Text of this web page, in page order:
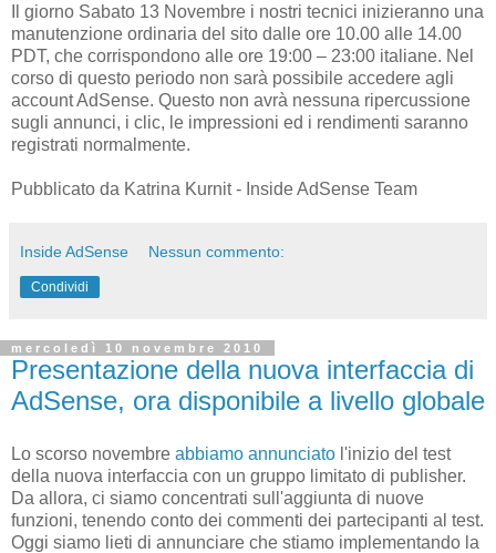
Il giorno Sabato 13 Novembre i nostri tecnici inizieranno una
manutenzione ordinaria del sito dalle ore 10.00 alle 14.00
PDT, che corrispondono alle ore 19:00 – 23:00 italiane. Nel
corso di questo periodo non sarà possibile accedere agli
account AdSense. Questo non avrà nessuna ripercussione
sugli annunci, i clic, le impressioni ed i rendimenti saranno
registrati normalmente.
Pubblicato da Katrina Kurnit - Inside AdSense Team
Inside AdSense Nessun commento:
Condividi
mercoledì 10 novembre 2010
Presentazione della nuova interfaccia di
AdSense, ora disponibile a livello globale
Lo scorso novembre abbiamo annunciato l'inizio del test
della nuova interfaccia con un gruppo limitato di publisher.
Da allora, ci siamo concentrati sull'aggiunta di nuove
funzioni, tenendo conto dei commenti dei partecipanti al test.
Oggi siamo lieti di annunciare che stiamo implementando la